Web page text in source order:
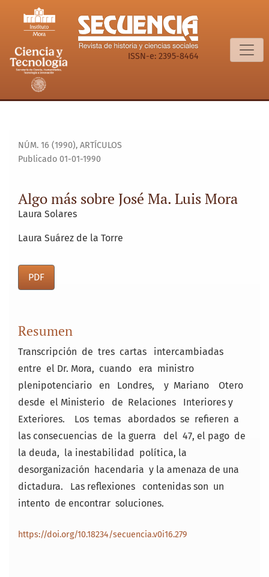
Algo más sobre José Ma. Luis Mora
ISSN-e: 2395-8464
NÚM. 16 (1990), ARTÍCULOS
Algo más sobre José Ma. Luis Mora
Publicado 01-01-1990
Laura Solares
Laura Suárez de la Torre
PDF
Resumen
Transcripción de tres cartas intercambiadas
entre el Dr. Mora, cuando era ministro
plenipotenciario en Londres, y Mariano Otero
desde el Ministerio de Relaciones Interiores y
Exteriores. Los temas abordados se refieren a
las consecuencias de la guerra del 47, el pago de
la deuda, la inestabilidad política, la
desorganización hacendaria y la amenaza de una
dictadura. Las reflexiones contenidas son un
intento de encontrar soluciones.
https://doi.org/10.18234/secuencia.v0i16.279